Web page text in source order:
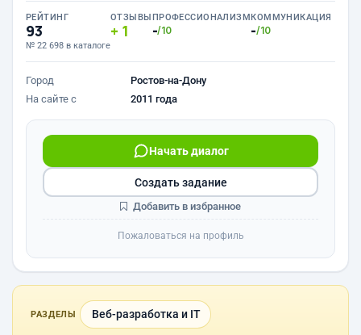
РЕЙТИНГ
93
№ 22 698 в каталоге
ОТЗЫВЫ
1
ПРОФЕССИОНАЛИЗМ
-/10
КОММУНИКАЦИЯ
-/10
Город
Ростов-на-Дону
На сайте с
2011 года
Начать диалог
Создать задание
Добавить в избранное
Пожаловаться на профиль
РАЗДЕЛЫ Веб-разработка и IT